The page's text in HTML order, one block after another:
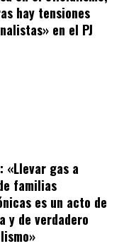
hay tensiones
en el PJ
«Llevar gas a
familias
es un acto de
y de verdadero